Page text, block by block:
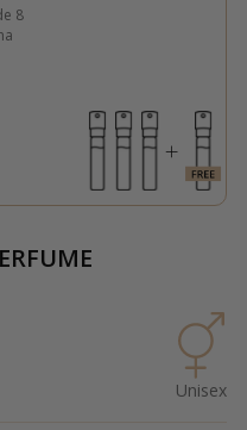
8
Unisex